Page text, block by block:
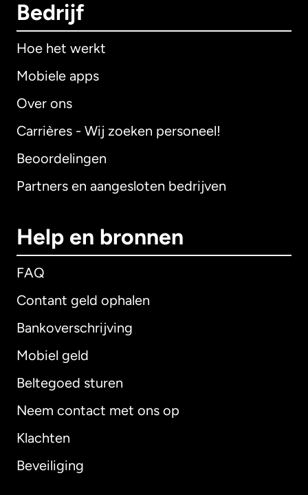
Bedrijf
Hoe het werkt
Mobiele apps
Over ons
Carrières - Wij zoeken personeel!
Beoordelingen
Partners en aangesloten bedrijven
Help en bronnen
FAQ
Contant geld ophalen
Bankoverschrijving
Mobiel geld
Beltegoed sturen
Neem contact met ons op
Klachten
Beveiliging